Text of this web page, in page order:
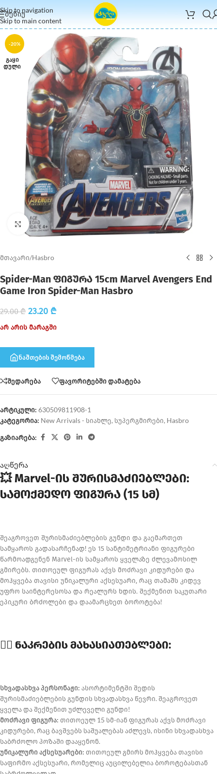
Skip to navigation
Skip to main content
ᲛᲔᲜᲘᲣ
-20%
ᲒᲐᲧᲘ
ᲓᲣᲚᲘ
Click to enlarge
მთავარი/Hasbro
Spider-Man ფიგურა 15cm Marvel Avengers End
Game Iron Spider-Man Hasbro
29.00₾ 23.20 ₾
არ არის მარაგში
ნაშთების შემოწმება
შედარება ფავორიტებში დამატება
არტიკული: 630509811908-1
კატეგორია: New Arrivals - სიახლე, სუპერგმირები, Hasbro
გაზიარება:
აღწერა
💥 Marvel-ის შურისმაძიებლები:
სამოქმედო ფიგურა (15 სმ)
შეაგროვეთ შურისმაძიებლების გუნდი და გაემართეთ
სამყაროს გადასარჩენად! ეს 15 სანტიმეტრიანი ფიგურები
წარმოადგენენ Marvel-ის სამყაროს ყველაზე ძლევამოსილ
გმირებს. თითოეულ ფიგურას აქვს მოძრავი კიდურები და
მოჰყვება თავისი უნიკალური აქსესუარი, რაც თამაშს კიდევ
უფრო საინტერესოსა და რეალურს ხდის. შექმენით საკუთარი
ეპიკური ბრძოლები და დაამარცხეთ ბოროტება!
🦸‍♂️ ნაკრების მახასიათებლები:
სხვადასხვა პერსონაჟი: ასორტიმენტში შედის
შურისმაძიებლების გუნდის სხვადასხვა წევრი. შეაგროვეთ
ყველა და შექმენით უძლეველი გუნდი!
მოძრავი ფიგურა: თითოეულ 15 სმ-იან ფიგურას აქვს მოძრავი
კიდურები, რაც ბავშვებს საშუალებას აძლევს, ისინი სხვადასხვა
საბრძოლო პოზაში დააყენონ.
უნიკალური აქსესუარები: თითოეულ გმირს მოჰყვება თავისი
საფირმო აქსესუარი, რომელიც აუცილებელია ბოროტებასთან